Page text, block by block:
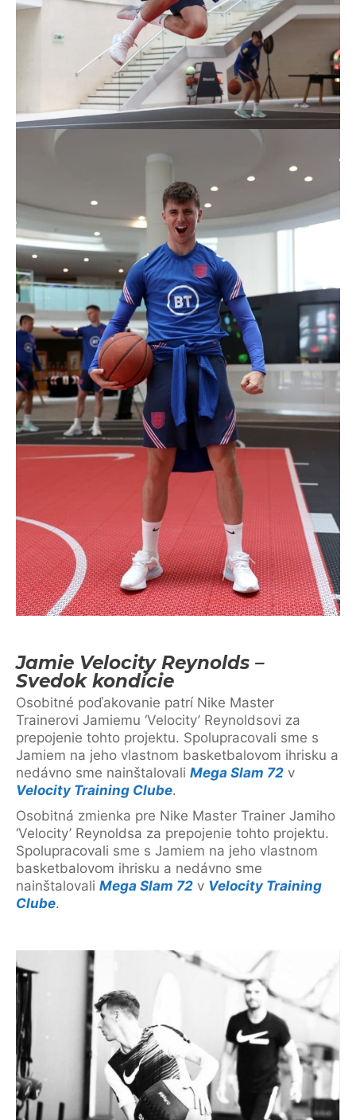
Jamie Velocity Reynolds –
Svedok kondície
Osobitné poďakovanie patrí Nike Master
Trainerovi Jamiemu ‘Velocity’ Reynoldsovi za
prepojenie tohto projektu. Spolupracovali sme s
Jamiem na jeho vlastnom basketbalovom ihrisku a
nedávno sme nainštalovali Mega Slam 72 v
Velocity Training Clube.
Osobitná zmienka pre Nike Master Trainer Jamiho
‘Velocity’ Reynoldsa za prepojenie tohto projektu.
Spolupracovali sme s Jamiem na jeho vlastnom
basketbalovom ihrisku a nedávno sme
nainštalovali Mega Slam 72 v Velocity Training
Clube.